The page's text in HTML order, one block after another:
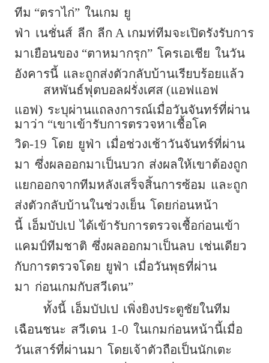
ทีม “ตราไก่” ในเกม ยู
ฟ่า เนชั่นส์ ลีก ลีก A เกมท่ทีมจะเปิดรังรับการ
มาเยือนของ “ตาหมากรุก” โครเอเชีย ในวัน
อังคารนี้ และถูกส่งตัวกลับบ้านเรียบร้อยแล้ว
สหพันธ์ฟุตบอลฝรั่งเศส (แอฟแอฟ
แอฟ) ระบุผ่านแถลงการณ์เมื่อวันจันทร์ที่ผ่าน
มาว่า “เขาเข้ารับการตรวจหาเชื้อโค
วิด-19 โดย ยูฟ่า เมื่อช่วงเช้าวันจันทร์ที่ผ่าน
มา ซึ่งผลออกมาเป็นบวก ส่งผลให้เขาต้องถูก
แยกออกจากทีมหลังเสร็จสิ้นการซ้อม และถูก
ส่งตัวกลับบ้านในช่วงเย็น โดยก่อนหน้า
นี้ เอ็มบัปเป ได้เข้ารับการตรวจเชื้อก่อนเข้า
แคมป์ทีมชาติ ซึ่งผลออกมาเป็นลบ เช่นเดียว
กับการตรวจโดย ยูฟ่า เมื่อวันพุธที่ผ่าน
มา ก่อนเกมกับสวีเดน”
ทั้งนี้ เอ็มบัปเป เพิ่งยิงประตูชัยในทีม
เฉือนชนะ สวีเดน 1-0 ในเกมก่อนหน้านี้เมื่อ
วันเสาร์ที่ผ่านมา โดยเจ้าตัวถือเป็นนักเตะ